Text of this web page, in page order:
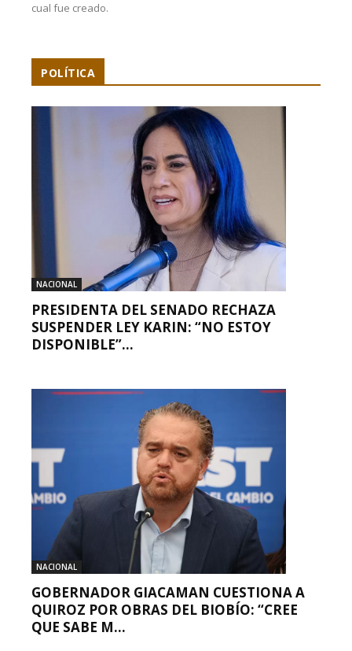
cual fue creado.
POLÍTICA
NACIONAL
PRESIDENTA DEL SENADO RECHAZA
SUSPENDER LEY KARIN: “NO ESTOY
DISPONIBLE”...
NACIONAL
GOBERNADOR GIACAMAN CUESTIONA A
QUIROZ POR OBRAS DEL BIOBÍO: “CREE
QUE SABE M...